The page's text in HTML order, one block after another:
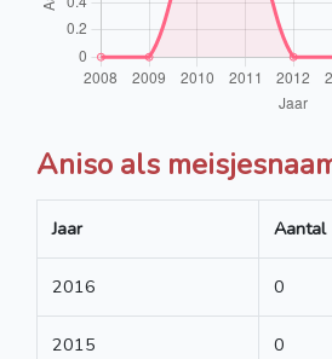
Aniso als
Jaar Aantal
2016 0
2015 0